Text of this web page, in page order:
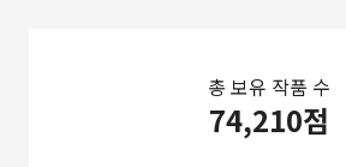
총 보유 작품 수
74,210점